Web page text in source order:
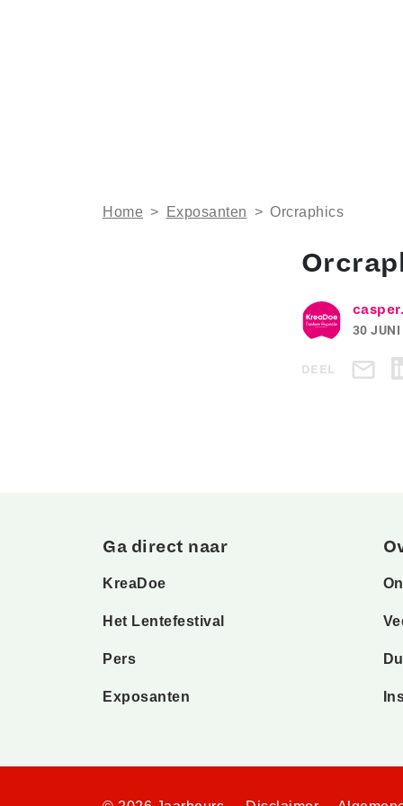
Home > Exposanten > Orcraphics
30
DEEL
Ga direct naar
KreaDoe
Het Lentefestival
Pers
Exposanten